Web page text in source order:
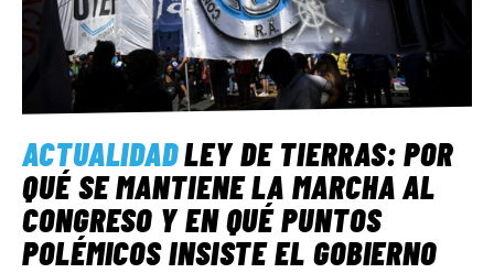
ACTUALIDADLEY DE TIERRAS: POR
QUÉ SE MANTIENE LA MARCHA AL
CONGRESO Y EN QUÉ PUNTOS
POLÉMICOS INSISTE EL GOBIERNO